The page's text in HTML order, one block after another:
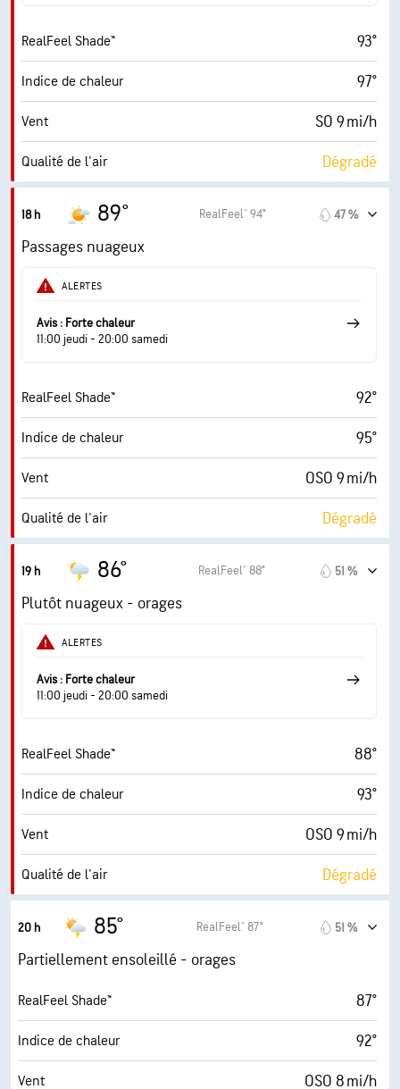
Couverture nuageuse 70 %
Visibilité 10 mi
Plafond nuageux 30000 pi
RealFeel Shade™ 93°
Indice de chaleur 97°
Vent SO 9 mi/h
Qualité de l'air Dégradé
Indice UV maximal
Rafales
Humidité
Point de rosée 72° F
Couverture nuageuse 70 %
Visibilité 10 mi
Plafond nuageux 30000 pi
18 h 89° RealFeel® 94° 47 %
Passages nuageux
ALERTES
Avis : Forte chaleur
11:00 jeudi - 20:00 samedi
RealFeel Shade™ 92°
Indice de chaleur 95°
Vent OSO 9 mi/h
Qualité de l'air Dégradé
Indice UV maximal
Rafales
Humidité
Point de rosée 72° F
Couverture nuageuse 70 %
Visibilité 10 mi
Plafond nuageux 30000 pi
19 h 86° RealFeel® 88° 51 %
Plutôt nuageux - orages
ALERTES
Avis : Forte chaleur
11:00 jeudi - 20:00 samedi
RealFeel Shade™ 88°
Indice de chaleur 93°
Vent OSO 9 mi/h
Qualité de l'air Dégradé
Indice UV maximal
Rafales
Humidité 65 %
Point de rosée 73° F
AccuLumen Brightness Index™ 3 (Faible)
20 h 85° RealFeel® 87° 51 %
Partiellement ensoleillé - orages
RealFeel Shade™ 87°
Indice de chaleur 92°
Vent OSO 8 mi/h